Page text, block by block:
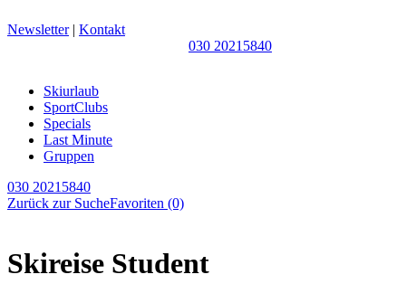
Newsletter| Kontakt
030 20215840
Skiurlaub
SportClubs
Specials
Last Minute
Gruppen
030 20215840
Zurück zur SucheFavoriten (0)
Skireise Student